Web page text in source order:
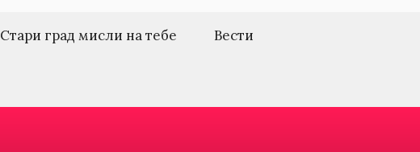
Стари град мисли на тебе Вести